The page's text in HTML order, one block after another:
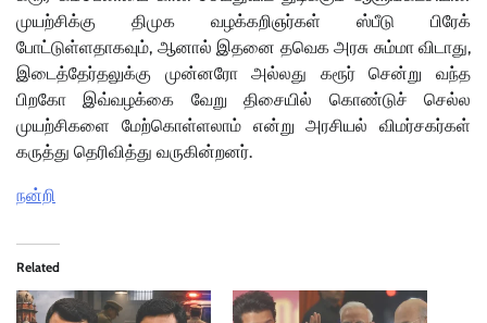
முயற்சிக்கு திமுக வழக்கறிஞர்கள் ஸ்பீடு பிரேக்
போட்டுள்ளதாகவும், ஆனால் இதனை தவெக அரசு சும்மா விடாது,
இடைத்தேர்தலுக்கு முன்னரோ அல்லது கரூர் சென்று வந்த
பிறகோ இவ்வழக்கை வேறு திசையில் கொண்டுச் செல்ல
முயற்சிகளை மேற்கொள்ளலாம் என்று அரசியல் விமர்சகர்கள்
கருத்து தெரிவித்து வருகின்றனர்.
நன்றி
Related